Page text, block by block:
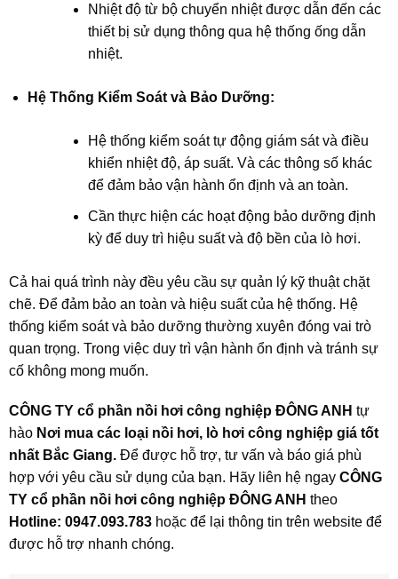
Nhiệt độ từ bộ chuyển nhiệt được dẫn đến các
thiết bị sử dụng thông qua hệ thống ống dẫn
nhiệt.
Hệ Thống Kiểm Soát và Bảo Dưỡng:
Hệ thống kiểm soát tự động giám sát và điều
khiển nhiệt độ, áp suất. Và các thông số khác
để đảm bảo vận hành ổn định và an toàn.
Cần thực hiện các hoạt động bảo dưỡng định
kỳ để duy trì hiệu suất và độ bền của lò hơi.
Cả hai quá trình này đều yêu cầu sự quản lý kỹ thuật chặt
chẽ. Để đảm bảo an toàn và hiệu suất của hệ thống. Hệ
thống kiểm soát và bảo dưỡng thường xuyên đóng vai trò
quan trọng. Trong việc duy trì vận hành ổn định và tránh sự
cố không mong muốn.
CÔNG TY cổ phần nồi hơi công nghiệp ĐÔNG ANH tự
hào Nơi mua các loại nồi hơi, lò hơi công nghiệp giá tốt
nhất Bắc Giang. Để được hỗ trợ, tư vấn và báo giá phù
hợp với yêu cầu sử dụng của bạn. Hãy liên hệ ngayCÔNG
TY cổ phần nồi hơi công nghiệp ĐÔNG ANH theo
Hotline: 0947.093.783 hoặc để lại thông tin trên website để
được hỗ trợ nhanh chóng.